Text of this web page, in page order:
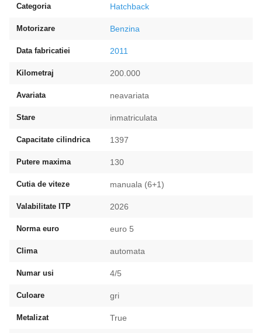
Categoria Hatchback
Motorizare Benzina
Data fabricatiei 2011
Kilometraj 200.000
Avariata neavariata
Stare inmatriculata
Capacitate cilindrica 1397
Putere maxima 130
Cutia de viteze manuala (6+1)
Valabilitate ITP 2026
Norma euro euro 5
Clima automata
Numar usi 4/5
Culoare gri
Metalizat True